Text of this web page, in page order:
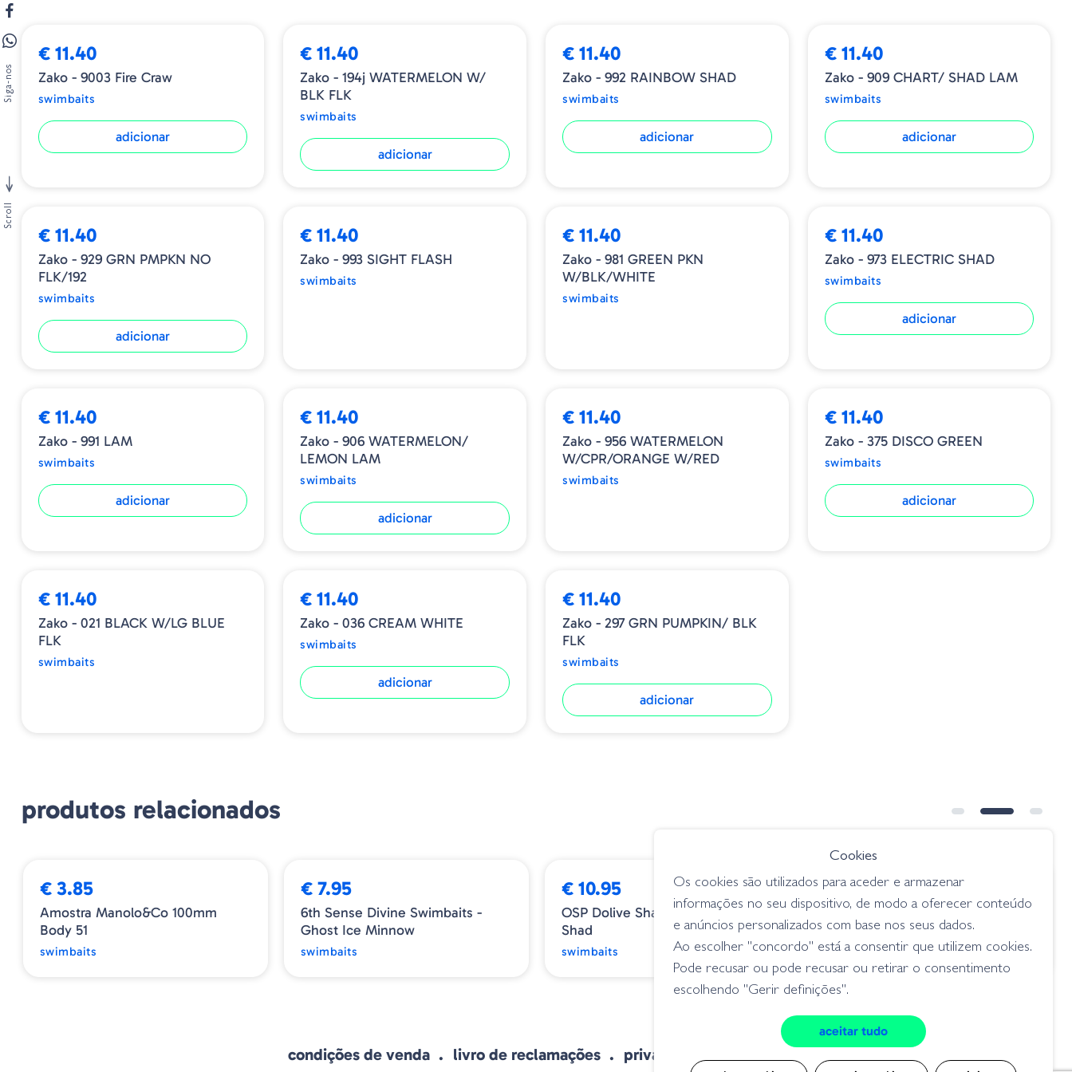
Tamanho: 4"
€ 11.40
Zako - 9003 Fire Craw
swimbaits
adicionar
€ 11.40
Zako - 194j WATERMELON W/
BLK FLK
swimbaits
adicionar
€ 11.40
Zako - 992 RAINBOW SHAD
swimbaits
adicionar
€ 11.40
Zako - 909 CHART/ SHAD LAM
swimbaits
adicionar
€ 11.40
Zako - 929 GRN PMPKN NO
FLK/192
swimbaits
adicionar
€ 11.40
Zako - 993 SIGHT FLASH
swimbaits
€ 11.40
Zako - 981 GREEN PKN
W/BLK/WHITE
swimbaits
€ 11.40
Zako - 973 ELECTRIC SHAD
swimbaits
adicionar
€ 11.40
Zako - 991 LAM
swimbaits
adicionar
€ 11.40
Zako - 906 WATERMELON/
LEMON LAM
swimbaits
adicionar
€ 11.40
Zako - 956 WATERMELON
W/CPR/ORANGE W/RED
swimbaits
€ 11.40
Zako - 375 DISCO GREEN
swimbaits
adicionar
€ 11.40
Zako - 021 BLACK W/LG BLUE
FLK
swimbaits
€ 11.40
Zako - 036 CREAM WHITE
swimbaits
adicionar
€ 11.40
Zako - 297 GRN PUMPKIN/ BLK
FLK
swimbaits
adicionar
produtos relacionados
€ 3.85
Amostra Manolo&co 100mm
Body 51
swimbaits
€ 7.95
6th Sense Divine Swimbaits -
Ghost Ice Minnow
swimbaits
€ 10.95
OSP Dolive Shad - TW129 Neo´n
Shad
swimbaits
€ 14.40
Alpha Hacker - 01 Baby Bass
swimbaits
Siga-nos
Scroll
condições de venda livro de reclamações privacidade
Cookies
Os cookies são utilizados para aceder e armazenar
informações no seu dispositivo, de modo a oferecer conteúdo
e anúncios personalizados com base nos seus dados.
Ao escolher "concordo" está a consentir que utilizem cookies.
Pode recusar ou pode recusar ou retirar o consentimento
escolhendo "Gerir definições".
aceitar tudo